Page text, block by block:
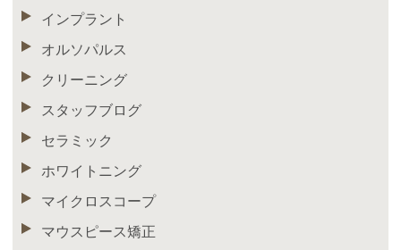
インプラント
オルソパルス
クリーニング
スタッフブログ
セラミック
ホワイトニング
マイクロスコープ
マウスピース矯正